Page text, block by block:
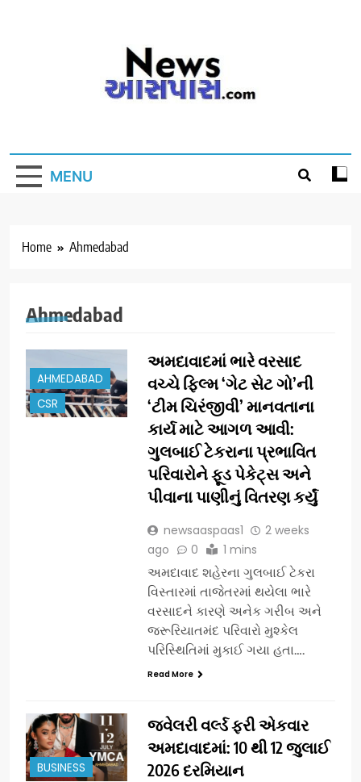
MENU
Home Ahmedabad
Ahmedabad
AHMEDABAD
CSR
અમદાવાદમાં ભારે વરસાદ
વચ્ચે ફિલ્મ ‘ગેટ સેટ ગો’ની
‘ટીમ ચિરંજીવી’ માનવતાના
કાર્ય માટે આગળ આવી:
ગુલબાઈ ટેકરાના પ્રભાવિત
પરિવારોને ફૂડ પેકેટ્સ અને
પીવાના પાણીનું વિતરણ કર્યું
newsaaspaas1
2 weeks
ago
0 1 mins
અમદાવાદ શહેરના ગુલબાઈ ટેકરા
વિસ્તારમાં તાજેતરમાં થયેલા ભારે
વરસાદને કારણે અનેક ગરીબ અને
જરૂરિયાતમંદ પરિવારો મુશ્કેલ
પરિસ્થિતિમાં મુકાઈ ગયા હતા….
Read More
BUSINESS
જ્વેલરી વર્લ્ડ ફરી એકવાર
અમદાવાદમાં: 10 થી 12 જુલાઈ
2026 દરમિયાન